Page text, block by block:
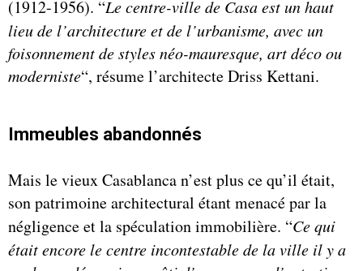
(1912-1956). “Le centre-ville de Casa est un haut
lieu de l’architecture et de l’urbanisme, avec un
foisonnement de styles néo-mauresque, art déco ou
moderniste“, résume l’architecte Driss Kettani.
Immeubles abandonnés
Mais le vieux Casablanca n’est plus ce qu’il était,
son patrimoine architectural étant menacé par la
négligence et la spéculation immobilière. “Ce qui
était encore le centre incontestable de la ville il y a